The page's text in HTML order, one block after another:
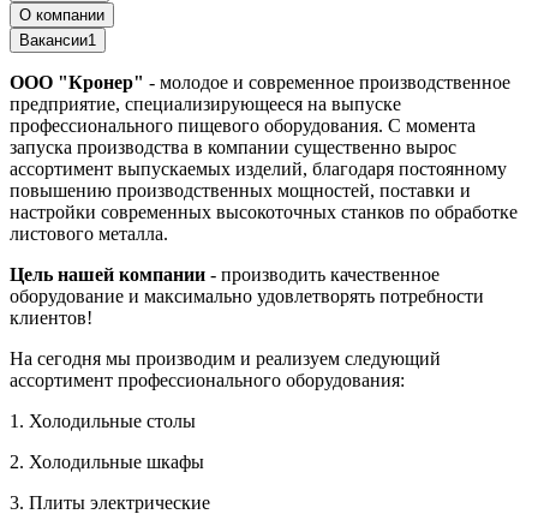
О компании
Вакансии1
ООО "Кронер" - молодое и современное производственное
предприятие, специализирующееся на выпуске
профессионального пищевого оборудования. С момента
запуска производства в компании существенно вырос
ассортимент выпускаемых изделий, благодаря постоянному
повышению производственных мощностей, поставки и
настройки современных высокоточных станков по обработке
листового металла.
Цель нашей компании - производить качественное
оборудование и максимально удовлетворять потребности
клиентов!
На сегодня мы производим и реализуем следующий
ассортимент профессионального оборудования:
1. Холодильные столы
2. Холодильные шкафы
3. Плиты электрические